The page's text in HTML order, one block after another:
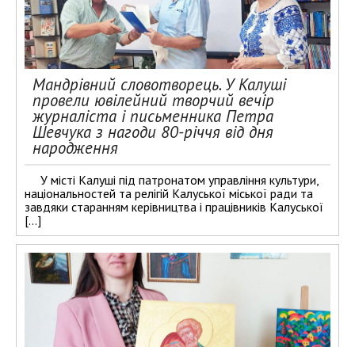
Мандрівний словотворець. У Калуші
провели ювілейний творчий вечір
журналіста і письменника Петра
Шевчука з нагоди 80-річчя від дня
народження
У місті Калуші під патронатом управління культури,
національностей та релігій Калуської міської ради та
завдяки старанням керівництва і працівників Калуської
[…]